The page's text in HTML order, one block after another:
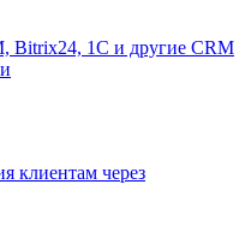
Bitrix24, 1C и другие CRM
клиентам через